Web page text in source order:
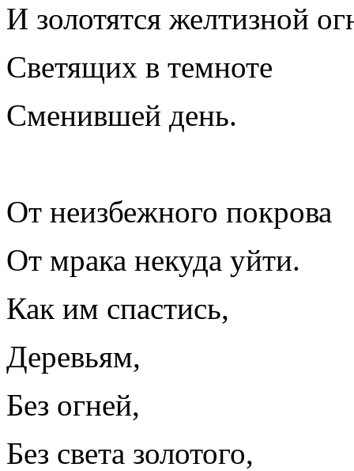
И золотятся желтизной
Светящих в темноте
Сменившей день.
От неизбежного покрова
От мрака некуда уйти.
Как им спастись,
Деревьям,
Без огней,
Без света золотого,